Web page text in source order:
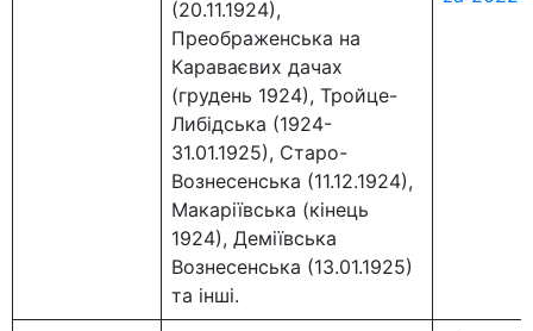
(20.11.1924),
Преображенська на
Караваєвих дачах
(грудень 1924), Тройце-
Либідська (1924-
31.01.1925), Старо-
Вознесенська (11.12.1924),
Макаріївська (кінець
1924), Деміївська
Вознесенська (13.01.1925)
та інші.